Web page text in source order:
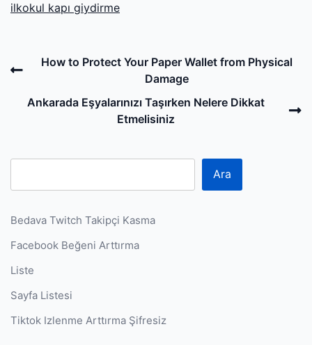
ilkokul kapı giydirme
Post
PreviousHow to Protect Your Paper Wallet from Physical
Damage
Ankarada Eşyalarınızı Taşırken Nelere Dikkat
Etmelisiniz
Ara
Bedava Twitch Takipçi Kasma
Facebook Beğeni Arttırma
Liste
Sayfa Listesi
Tiktok Izlenme Arttırma Şifresiz